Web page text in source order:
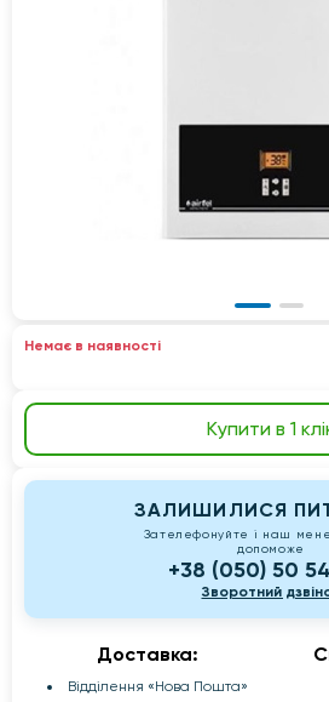
Немає в наявності
Купити в 1
ЗАЛИШИЛИСЯ
Зателефонуйте і наш
допоможе
+38 (050) 50
Зворотний
Доставка:
Відділення «Нова Пошта»